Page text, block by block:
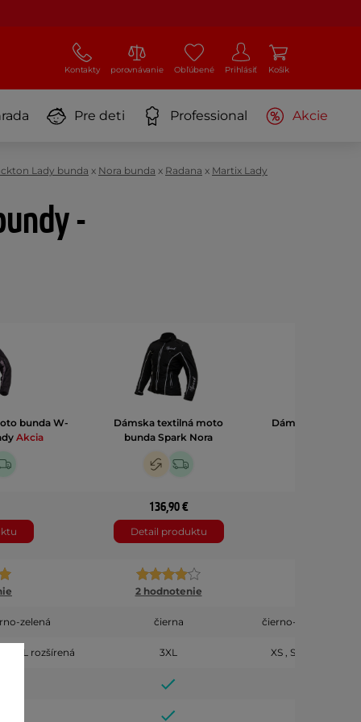
Kontakty porovnávanie Obľúbené Prihlásiť Košík
Pre deti Professional Akcie
Lady bunda x Nora bunda x Radana x Martix Lady
-
bunda W-
Akcia
Dámska textilná moto
bunda Spark Nora
Dámska moto
136,90 €
Detail produktu
2 hodnotenie
zelená čierna čierno-šedo-
, L rozšírená 3XL XS , S , M , L